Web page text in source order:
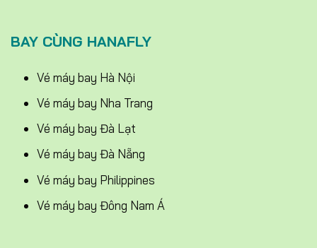
BAY CÙNG HANAFLY
Vé máy bay Hà Nội
Vé máy bay Nha Trang
Vé máy bay Đà Lạt
Vé máy bay Đà Nẵng
Vé máy bay Philippines
Vé máy bay Đông Nam Á